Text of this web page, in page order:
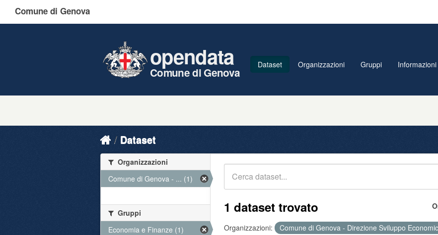
Comune di Genova
opendata
Comune di Genova
Dataset Organizzazioni Gruppi Informazioni
Dataset
1 dataset trovato
Organizzazioni:
Comune di Genova - Direzione Sviluppo
Organizzazioni
Comune di Genova - ... (1)
Gruppi
Economia e Finanze (1)